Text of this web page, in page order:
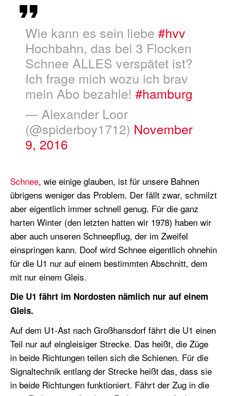
Wie kann es sein liebe #hvv
Hochbahn, das bei 3 Flocken
Schnee ALLES verspätet ist?
Ich frage mich wozu ich brav
mein Abo bezahle! #hamburg
— Alexander Loor
(@spiderboy1712) November
9, 2016
Schnee, wie einige glauben, ist für unsere Bahnen
übrigens weniger das Problem. Der fällt zwar, schmilzt
aber eigentlich immer schnell genug. Für die ganz
harten Winter (den letzten hatten wir 1978) haben wir
aber auch unseren Schneepflug, der im Zweifel
einspringen kann. Doof wird Schnee eigentlich ohnehin
für die U1 nur auf einem bestimmten Abschnitt, dem
mit nur einem Gleis.
Die U1 fährt im Nordosten nämlich nur auf einem
Gleis.
Auf dem U1-Ast nach Großhansdorf fährt die U1 einen
Teil nur auf eingleisiger Strecke. Das heißt, die Züge
in beide Richtungen teilen sich die Schienen. Für die
Signaltechnik entlang der Strecke heißt das, dass sie
in beide Richtungen funktioniert. Fährt der Zug in die